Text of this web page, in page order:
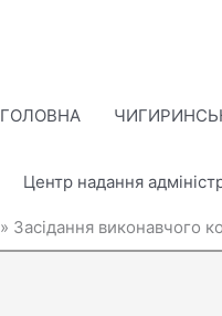
ГОЛОВНА
Центр надання
Засідання виконавчого